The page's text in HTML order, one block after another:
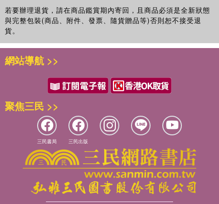
若要辦理退貨，請在商品鑑賞期內寄回，且商品必須是全新狀態
與完整包裝(商品、附件、發票、隨貨贈品等)否則恕不接受退
貨。
網站導航 >>
聚焦三民 >>
三民書局 三民出版